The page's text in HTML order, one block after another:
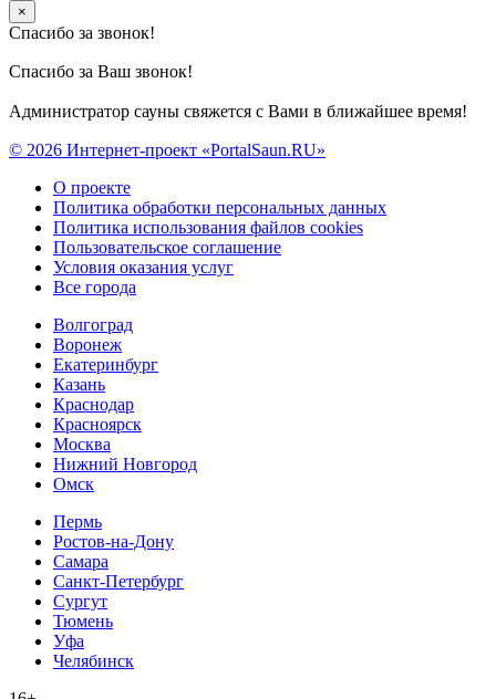
×
Спасибо за звонок!
Спасибо за Ваш звонок!
Администратор сауны свяжется с Вами в ближайшее время!
© 2026 Интернет-проект «PortalSaun.RU»
О проекте
Политика обработки персональных данных
Политика использования файлов cookies
Пользовательское соглашение
Условия оказания услуг
Все города
Волгоград
Воронеж
Екатеринбург
Казань
Краснодар
Красноярск
Москва
Нижний Новгород
Омск
Пермь
Ростов-на-Дону
Самара
Санкт-Петербург
Сургут
Тюмень
Уфа
Челябинск